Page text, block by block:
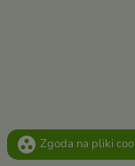
group_work Zgoda na pliki